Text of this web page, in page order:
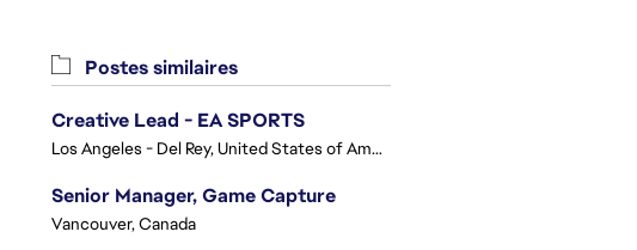
Postes similaires
Creative Lead - EA SPORTS
Los Angeles - Del Rey, United States of America
Senior Manager, Game Capture
Vancouver, Canada